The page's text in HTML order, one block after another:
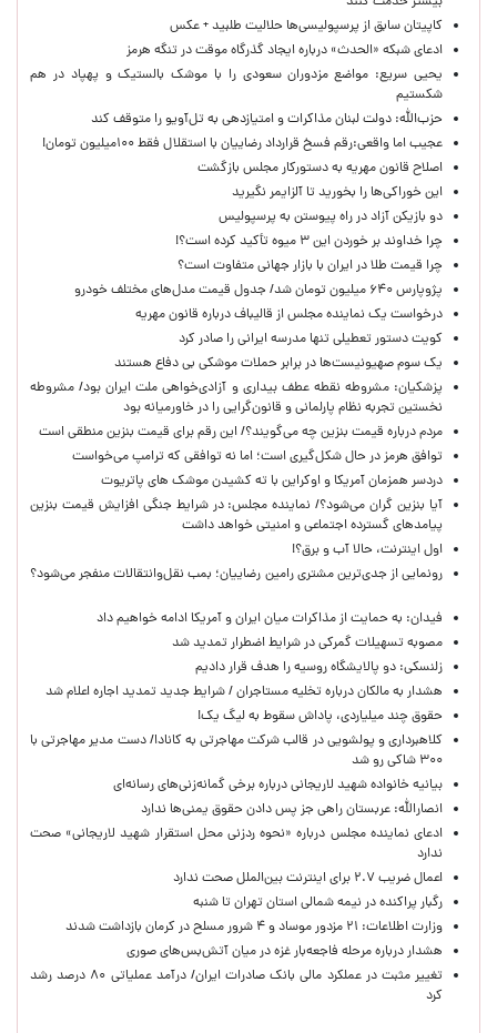
کاپیتان سابق از پرسپولیسی‌ها حلالیت طلبید + عکس
ادعای شبکه «الحدث» درباره ایجاد گذرگاه موقت در تنگه هرمز
یحیی سریع: مواضع مزدوران سعودی را با موشک بالستیک و پهپاد در هم
شکستیم
حزب‌الله: دولت لبنان مذاکرات و امتیازدهی به تل‌آویو را متوقف کند
عجیب اما واقعی:رقم فسخ قرارداد رضاییان با استقلال فقط ۱۰۰میلیون تومان!
اصلاح قانون مهریه به دستورکار مجلس بازگشت
این خوراکی‌ها را بخورید تا آلزایمر نگیرید
دو بازیکن آزاد در راه پیوستن به پرسپولیس
چرا خداوند بر خوردن این ۳ میوه تأکید کرده است؟!
چرا قیمت طلا در ایران با بازار جهانی متفاوت است؟
پژوپارس ۶۴۰ میلیون تومان شد/ جدول قیمت مدل‌های مختلف خودرو
درخواست یک نماینده مجلس از قالیباف درباره قانون مهریه
کویت دستور تعطیلی تنها مدرسه ایرانی را صادر کرد
یک‌ سوم صهیونیست‌ها در برابر حملات موشکی بی دفاع هستند
پزشکیان: مشروطه نقطه عطف بیداری و آزادی‌خواهی ملت ایران بود/ مشروطه
نخستین تجربه نظام پارلمانی و قانون‌گرایی را در خاورمیانه بود
مردم درباره قیمت بنزین چه می‌گویند؟/ این رقم برای قیمت بنزین منطقی است
توافق هرمز در حال شکل‌گیری است؛ اما نه توافقی که ترامپ می‌خواست
دردسر همزمان آمریکا و اوکراین با ته کشیدن موشک های پاتریوت
آیا بنزین گران می‌شود؟/ نماینده مجلس: در شرایط جنگی افزایش قیمت بنزین
پیامدهای گسترده اجتماعی و امنیتی خواهد داشت
اول اینترنت، حالا آب و برق؟!
رونمایی از جدی‌ترین مشتری رامین رضاییان؛ بمب نقل‌وانتقالات منفجر می‌شود؟
فیدان: به حمایت از مذاکرات میان ایران و آمریکا ادامه خواهیم داد
مصوبه تسهیلات گمرکی در شرایط اضطرار تمدید شد
زلنسکی: دو پالایشگاه روسیه را هدف قرار دادیم
هشدار به مالکان درباره تخلیه مستاجران / شرایط جدید تمدید اجاره اعلام شد
حقوق چند میلیاردی، پاداش سقوط به لیگ یک!
کلاهبرداری و پولشویی در قالب شرکت مهاجرتی به کانادا/ دست مدیر مهاجرتی با
۳۰۰ شاکی رو شد
بیانیه خانواده شهید لاریجانی درباره برخی گمانه‌زنی‌های رسانه‌ای
انصارالله: عربستان راهی جز پس دادن حقوق یمنی‌ها ندارد
ادعای نماینده مجلس درباره «نحوه ردزنی محل استقرار شهید لاریجانی» صحت
ندارد
اعمال ضریب ۲.۷ برای اینترنت بین‌الملل صحت ندارد
رگبار پراکنده در نیمه شمالی استان تهران تا شنبه
وزارت اطلاعات: ۲۱ مزدور موساد و ۴ شرور مسلح در کرمان بازداشت شدند
هشدار درباره مرحله فاجعه‌بار غزه در میان آتش‌بس‌های صوری
تغییر مثبت در عملکرد مالی بانک صادرات ایران/ درآمد عملیاتی ۸۰ درصد رشد
کرد